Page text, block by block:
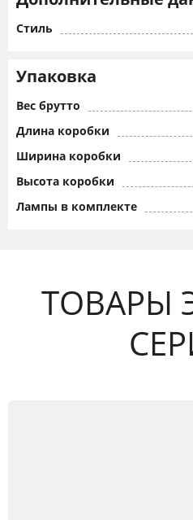
Стиль
Упаковка
Вес брутто
Длина коробки
Ширина коробки
Высота коробки
Лампы в комплекте
ТОВАРЫ